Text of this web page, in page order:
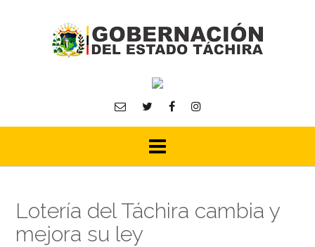
Lotería del Táchira cambia y
mejora su ley